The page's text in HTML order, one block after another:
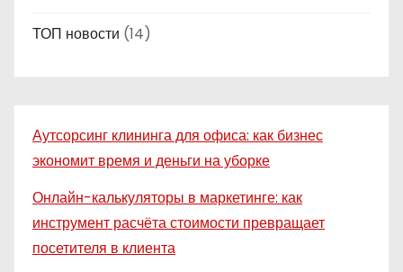
ТОП новости (14)
Аутсорсинг клининга для офиса: как бизнес
экономит время и деньги на уборке
Онлайн-калькуляторы в маркетинге: как
инструмент расчёта стоимости превращает
посетителя в клиента